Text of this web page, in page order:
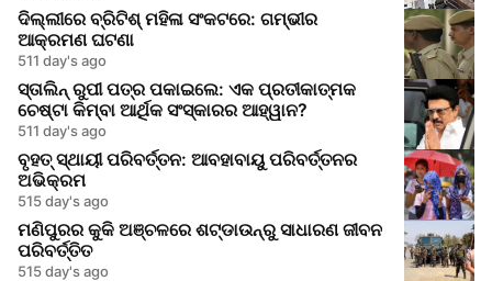
ଦିଲ୍ଲୀରେ ବ୍ରିଟିଶ୍ ମହିଳା ସଂକଟରେ: ଗମ୍ଭୀର
ଆକ୍ରମଣ ଘଟଣା
511 day's ago
ସ୍ତାଲିନ୍ ରୁପୀ ପତ୍ର ପକାଇଲେ: ଏକ ପ୍ରତୀକାତ୍ମକ
ଚେଷ୍ଟା କିମ୍ବା ଆର୍ଥିକ ସଂସ୍କାରର ଆହ୍ୱାନ?
511 day's ago
ବୃହତ୍ ସ୍ଥାୟୀ ପରିବର୍ତ୍ତନ: ଆବହାବାୟୁ ପରିବର୍ତ୍ତନର
ଅଭିକ୍ରମ
515 day's ago
ମଣିପୁରର କୁକି ଅଞ୍ଚଳରେ ଶଟ୍ଡାଉନ୍‌ରୁ ସାଧାରଣ ଜୀବନ
ପରିବର୍ତ୍ତିତ
515 day's ago